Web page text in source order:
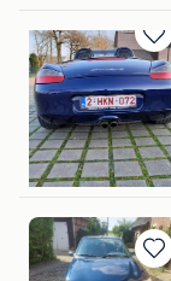
in
Mijn
Eddy
Borgloon